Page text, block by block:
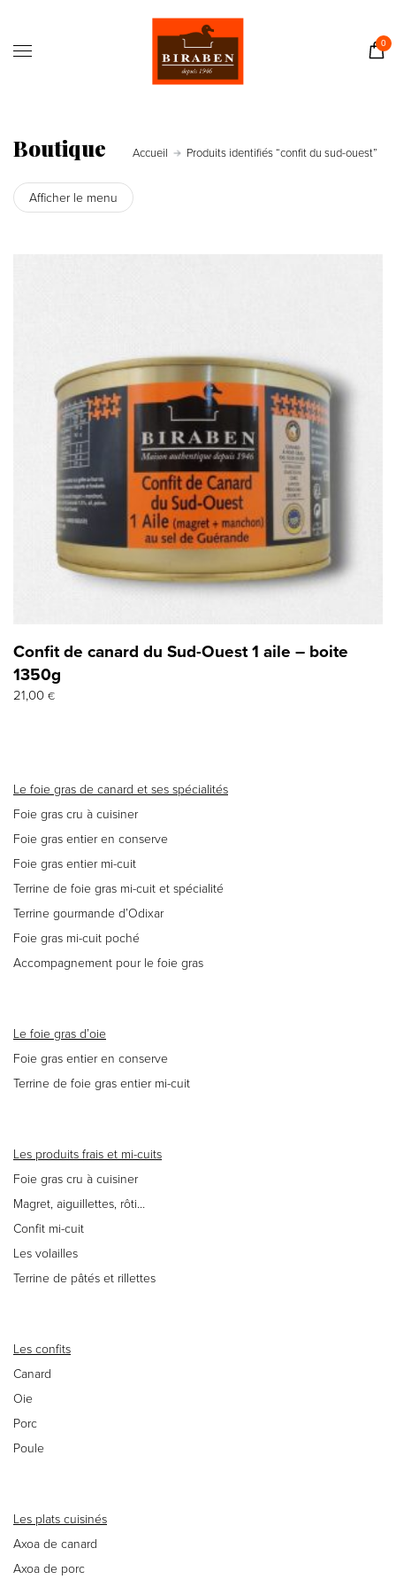
0
Boutique Accueil Produits identifiés “confit du sud-ouest”
Afficher le menu
Confit de canard du Sud-Ouest 1 aile – boite
1350g
21,00 €
Le foie gras de canard et ses spécialités
Foie gras cru à cuisiner
Foie gras entier en conserve
Foie gras entier mi-cuit
Terrine de foie gras mi-cuit et spécialité
Terrine gourmande d’Odixar
Foie gras mi-cuit poché
Accompagnement pour le foie gras
Le foie gras d’oie
Foie gras entier en conserve
Terrine de foie gras entier mi-cuit
Les produits frais et mi-cuits
Foie gras cru à cuisiner
Magret, aiguillettes, rôti…
Confit mi-cuit
Les volailles
Terrine de pâtés et rillettes
Les confits
Canard
Oie
Porc
Poule
Les plats cuisinés
Axoa de canard
Axoa de porc